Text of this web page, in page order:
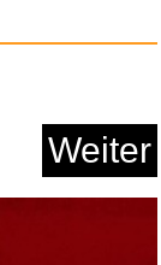
Weiter